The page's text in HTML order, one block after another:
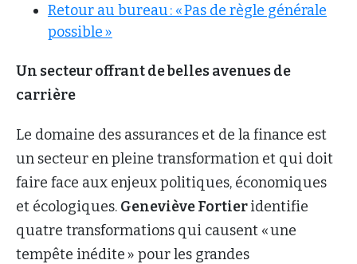
Retour au bureau : « Pas de règle générale
possible »
Un secteur offrant de belles avenues de
carrière
Le domaine des assurances et de la finance est
un secteur en pleine transformation et qui doit
faire face aux enjeux politiques, économiques
et écologiques. Geneviève Fortieridentifie
quatre transformations qui causent « une
tempête inédite » pour les grandes